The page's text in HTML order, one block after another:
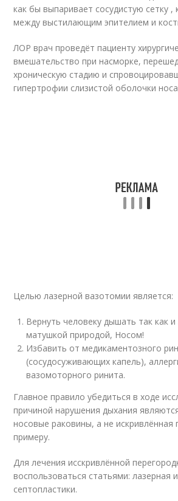
как бы выпаривает сосудистую сетку ,
между выстилающим эпителием и
ЛОР врач проведёт пациенту
вмешательство при насморке,
хроническую стадию и
гипертрофии слизистой оболочки
Целью лазерной вазотомии является:
Вернуть человеку дышать так как
матушкой природой, Носом!
Избавить от медикаментозного
(сосудосуживающих капель),
вазомоторного ринита.
Главное правило убедиться в ходе
причиной нарушения дыхания
носовые раковины, а не искривлённая
примеру.
Для лечения исскривлённой
воспользоваться статьями: лазерная
септопластики.